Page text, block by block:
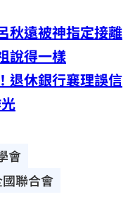
秋遠被神指定接離
說得一樣
退休銀行襄理誤信
會
聯合會